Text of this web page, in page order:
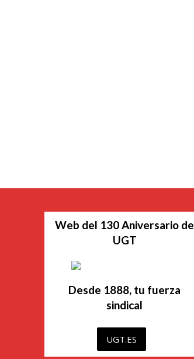
Web del 130 Aniversario de
UGT
Desde 1888, tu fuerza
sindical
UGT.ES